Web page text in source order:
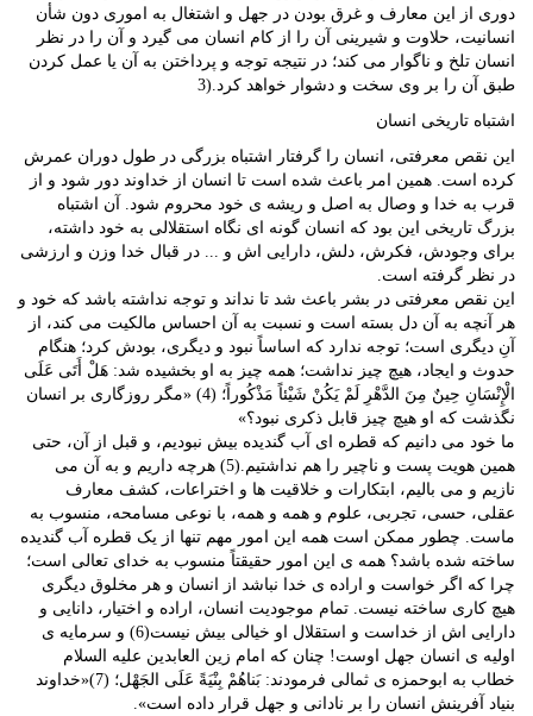
دوری از این معارف و غرق بودن در جهل و اشتغال به اموری دون شأن
انسانیت، حلاوت و شیرینی آن را از کام انسان می گیرد و آن را در نظر
انسان تلخ و ناگوار می کند؛ در نتیجه توجه و پرداختن به آن یا عمل کردن
طبق آن را بر وی سخت و دشوار خواهد کرد.(3
اشتباه تاریخی انسان
این نقص معرفتی، انسان را گرفتار اشتباه بزرگی در طول دوران عمرش
کرده است. همین امر باعث شده است تا انسان از خداوند دور شود و از
قرب به خدا و وصال به اصل و ریشه ی خود محروم شود. آن اشتباه
بزرگ تاریخی این بود که انسان گونه ای نگاه استقلالی به خود داشته،
برای وجودش، فکرش، دلش، دارایی اش و ... در قبال خدا وزن و ارزشی
در نظر گرفته است.
این نقص معرفتی در بشر باعث شد تا نداند و توجه نداشته باشد که خود و
هر آنچه به آن دل بسته است و نسبت به آن احساس مالکیت می کند، از
آنِ دیگری است؛ توجه ندارد که اساساً نبود و دیگری، بودش کرد؛ هنگام
حدوث و ایجاد، هیچ چیز نداشت؛ همه چیز به او بخشیده شد: هَلْ أَتَى عَلَى
الْإِنْسَانِ حِینٌ مِنَ الدَّهْرِ لَمْ یَکُنْ شَیْئاً مَذْکُوراً؛ (4) «مگر روزگاری بر انسان
نگذشت که او هیچ چیز قابل ذکری نبود؟»
ما خود می دانیم که قطره ای آب گندیده بیش نبودیم، و قبل از آن، حتی
همین هویت پست و ناچیر را هم نداشتیم.(5) هرچه داریم و به آن می
نازیم و می بالیم، ابتکارات و خلاقیت ها و اختراعات، کشف معارف
عقلی، حسی، تجربی، علوم و همه و همه، با نوعی مسامحه، منسوب به
ماست. چطور ممکن است همه این امور مهم تنها از یک قطره آب گندیده
ساخته شده باشد؟ همه ی این امور حقیقتاً منسوب به خدای تعالی است؛
چرا که اگر خواست و اراده ی خدا نباشد از انسان و هر مخلوق دیگری
هیچ کاری ساخته نیست. تمام موجودیت انسان، اراده و اختیار، دانایی و
دارایی اش از خداست و استقلال او خیالی بیش نیست(6) و سرمایه ی
اولیه ی انسان جهل اوست! چنان که امام زین العابدین علیه السلام
خطاب به ابوحمزه ی ثمالی فرمودند: بَناهُمْ بِنْیَةً عَلَی الجَهْل؛ (7)«خداوند
بنیاد آفرینش انسان را بر نادانی و جهل قرار داده است».